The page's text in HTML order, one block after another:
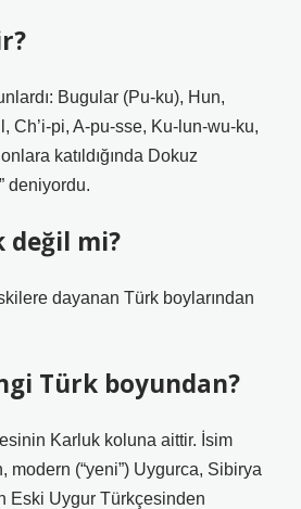
Bugular (Pu-ku), Hun,
Ch’i-pi, A-pu-sse, Ku-lun-wu-ku,
katıldığında Dokuz
deniyordu.
değil mi?
dayanan Türk boylarından
Türk boyundan?
Karluk koluna aittir. İsim
modern (“yeni”) Uygurca, Sibirya
Eski Uygur Türkçesinden